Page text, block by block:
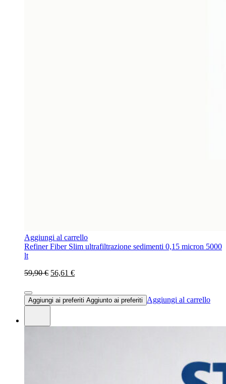
Aggiungi al carrello
Refiner Fiber Slim ultrafiltrazione sedimenti 0,15 micron 5000
lt
59,90 € 56,61 €
Aggiungi ai preferiti Aggiunto ai preferiti Aggiungi al carrello